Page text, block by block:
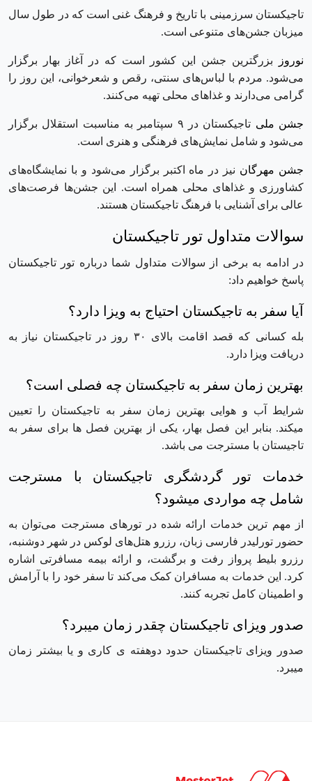
تاجیکستان سرزمینی با تاریخ و فرهنگ غنی است که در طول سال
میزبان جشن‌های متنوعی است.
نوروز
بزرگترین جشن این کشور است که در آغاز بهار برگزار
می‌شود. مردم با لباس‌های سنتی، رقص و شعرخوانی، این روز را
گرامی می‌دارند و غذاهای محلی تهیه می‌کنند.
جشن ملی
تاجیکستان در ۹ سپتامبر به مناسبت استقلال برگزار
می‌شود و شامل نمایش‌های فرهنگی و هنری است.
جشن مهرگان نیز در ماه اکتبر برگزار می‌شود و با نمایشگاه‌های
کشاورزی و غذاهای محلی همراه است. این جشن‌ها فرصت‌های
عالی برای آشنایی با فرهنگ تاجیکستان هستند.
سوالات متداول تور تاجیکستان
در ادامه به برخی از سوالات متداول شما درباره تور تاجیکستان
پاسخ خواهیم داد:
آیا سفر به تاجیکستان احتیاج به ویزا دارد؟
بله کسانی که قصد اقامت بالای ۳۰ روز در تاجیکستان نیاز به
دریافت ویزا دارد.
بهترین زمان سفر به تاجیکستان چه فصلی است؟
شرایط آب و هوایی بهترین زمان سفر به تاجیکستان را تعیین
میکند. بنابر این فصل بهار، یکی از بهترین فصل ها برای سفر به
تاجیستان با مسترجت می باشد.
خدمات تور گردشگری تاجیکستان با مسترجت
شامل چه مواردی میشود؟
از مهم‌ ترین خدمات ارائه شده در تورهای مسترجت می‌توان به
حضور تورلیدر فارسی ‌زبان، رزرو هتل‌های لوکس در شهر دوشنبه،
رزرو بلیط پرواز رفت و برگشت، و ارائه بیمه مسافرتی اشاره
کرد. این خدمات به مسافران کمک می‌کند تا سفر خود را با آرامش
و اطمینان کامل تجربه کنند.
صدور ویزای تاجیکستان چقدر زمان میبرد؟
صدور ویزای تاجیکستان حدود دوهفته ی کاری و یا بیشتر زمان
میبرد.